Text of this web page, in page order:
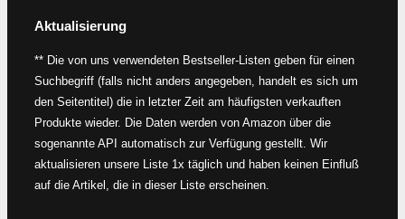
Aktualisierung
** Die von uns verwendeten Bestseller-Listen geben für einen
Suchbegriff (falls nicht anders angegeben, handelt es sich um
den Seitentitel) die in letzter Zeit am häufigsten verkauften
Produkte wieder. Die Daten werden von Amazon über die
sogenannte API automatisch zur Verfügung gestellt. Wir
aktualisieren unsere Liste 1x täglich und haben keinen Einfluß
auf die Artikel, die in dieser Liste erscheinen.